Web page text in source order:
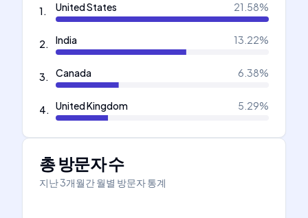
1. United States 21.58%
2. India 13.22%
3. Canada 6.38%
4. United Kingdom 5.29%
총 방문자 수
지난 3개월간 월별 방문자 통계